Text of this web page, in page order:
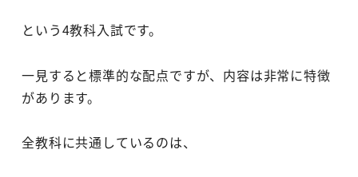
という4教科入試です。
一見すると標準的な配点ですが、内容は非常に特徴
があります。
全教科に共通しているのは、